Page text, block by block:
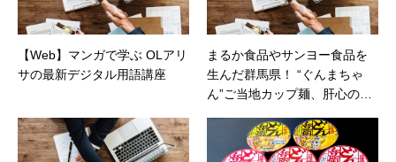
【Web】マンガで学ぶ OLアリ
サの最新デジタル用語講座
まるか食品やサンヨー食品を
生んだ群馬県！ “ぐんまちゃ
ん”ご当地カップ麺、肝心の味